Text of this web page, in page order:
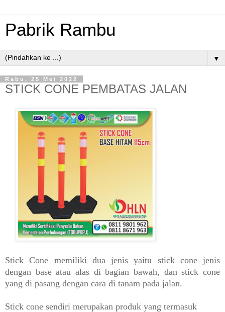
Pabrik Rambu
▼
Rabu, 25 Mei 2022
STICK CONE PEMBATAS JALAN
Stick Cone memiliki dua jenis yaitu stick cone jenis
dengan base atau alas di bagian bawah, dan stick cone
yang di pasang dengan cara di tanam pada jalan.
Stick cone sendiri merupakan produk yang termasuk